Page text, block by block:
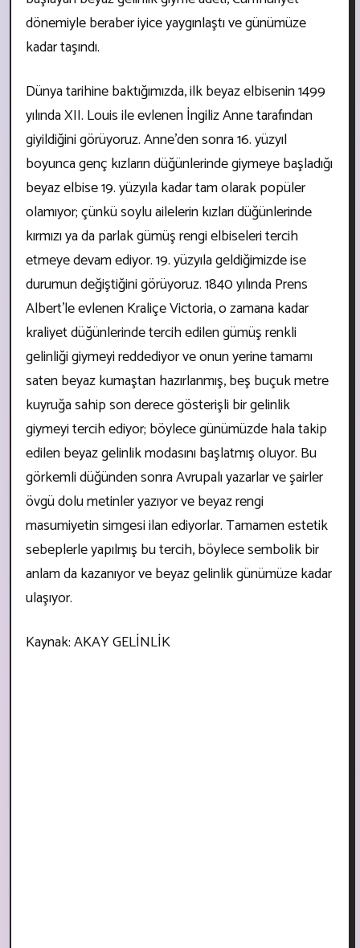
dönemiyle beraber iyice yaygınlaştı ve günümüze
kadar taşındı.
Dünya tarihine baktığımızda, ilk beyaz elbisenin 1499
yılında XII. Louis ile evlenen İngiliz Anne tarafından
giyildiğini görüyoruz. Anne’den sonra 16. yüzyıl
boyunca genç kızların düğünlerinde giymeye başladığı
beyaz elbise 19. yüzyıla kadar tam olarak popüler
olamıyor; çünkü soylu ailelerin kızları düğünlerinde
kırmızı ya da parlak gümüş rengi elbiseleri tercih
etmeye devam ediyor. 19. yüzyıla geldiğimizde ise
durumun değiştiğini görüyoruz. 1840 yılında Prens
Albert’le evlenen Kraliçe Victoria, o zamana kadar
kraliyet düğünlerinde tercih edilen gümüş renkli
gelinliği giymeyi reddediyor ve onun yerine tamamı
saten beyaz kumaştan hazırlanmış, beş buçuk metre
kuyruğa sahip son derece gösterişli bir gelinlik
giymeyi tercih ediyor; böylece günümüzde hala takip
edilen beyaz gelinlik modasını başlatmış oluyor. Bu
görkemli düğünden sonra Avrupalı yazarlar ve şairler
övgü dolu metinler yazıyor ve beyaz rengi
masumiyetin simgesi ilan ediyorlar. Tamamen estetik
sebeplerle yapılmış bu tercih, böylece sembolik bir
anlam da kazanıyor ve beyaz gelinlik günümüze kadar
ulaşıyor.
Kaynak: AKAY GELİNLİK